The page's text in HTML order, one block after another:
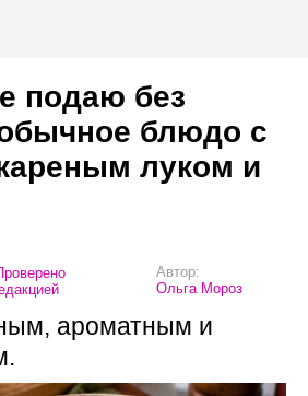
подаю без
блюдо с
луком и
Автор:
Ольга Мороз
ароматным и